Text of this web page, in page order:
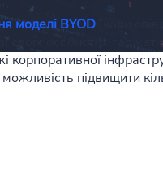
моделі BYOD
(коли
своїх особистих
корпоративної
підвищити